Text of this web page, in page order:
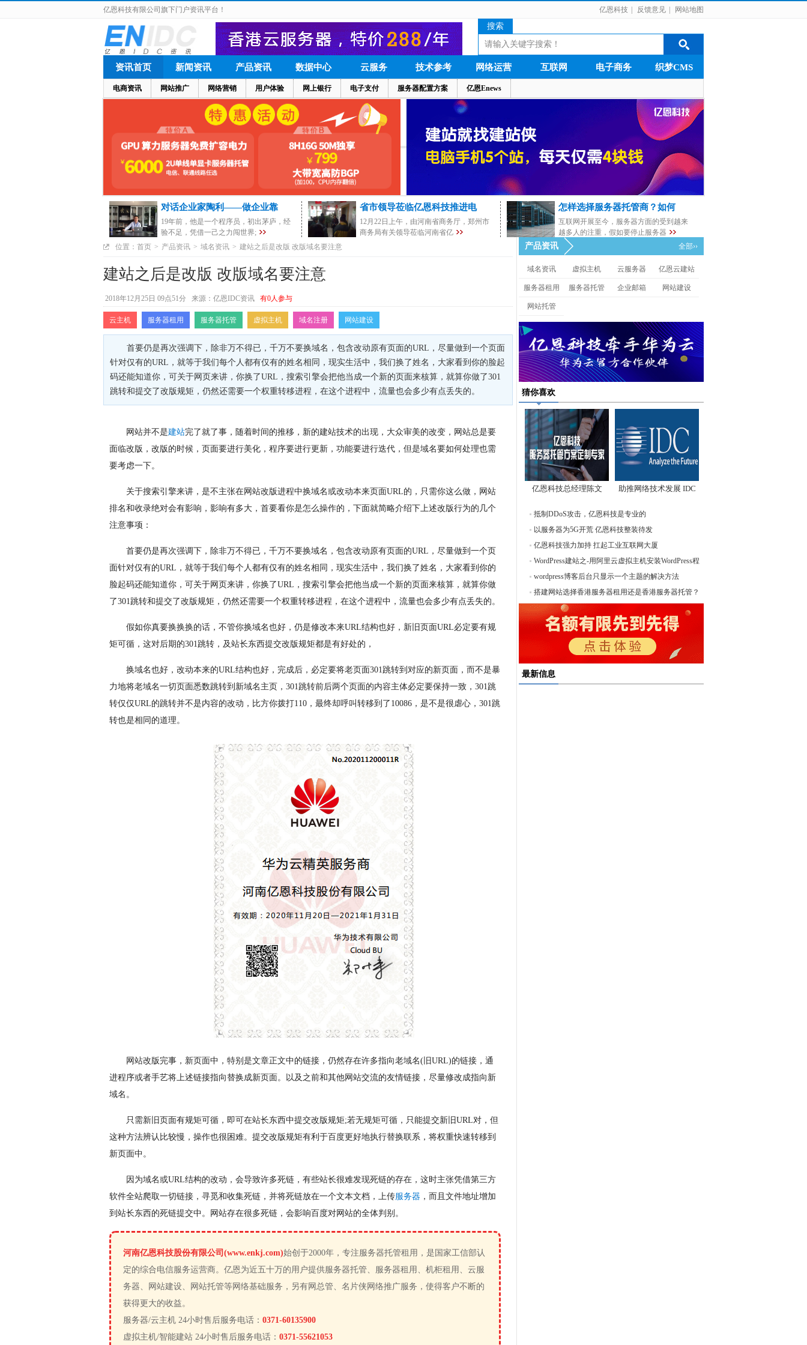
亿恩科技 反馈意见 网站地图
亿恩科技有限公司旗下门户资讯平台！
搜索
资讯首页
电商资讯 网站推广 网络营销 用户体验 网上银行 电子支付 服务器配置方案 亿恩Enews
新闻资讯 产品资讯 数据中心 云服务 技术参考 网络运营 互联网 电子商务 织梦CMS
对话企业家陶利——做企业靠
19年前，他是一个程序员，初出茅庐，经
验不足，凭借一己之力闯世界;
省市领导莅临亿恩科技推进电
12月22日上午，由河南省商务厅，郑州市
商务局有关领导莅临河南省亿
怎样选择服务器托管商？如何
互联网开展至今，服务器方面的受到越来
越多人的注重，假如要停止服务器
位置： 首页 > 产品资讯 > 域名资讯 > 建站之后是改版 改版域名要注意
建站之后是改版 改版域名要注意
2018年12月25日 09点51分 来源：亿恩IDC资讯 有0人参与
云主机 服务器租用 服务器托管 虚拟主机 域名注册 网站建设
首要仍是再次强调下，除非万不得已，千万不要换域名，包含改动原有页面的URL，尽量做到一个页面
针对仅有的URL，就等于我们每个人都有仅有的姓名相同，现实生活中，我们换了姓名，大家看到你的脸起
码还能知道你，可关于网页来讲，你换了URL，搜索引擎会把他当成一个新的页面来核算，就算你做了301
跳转和提交了改版规矩，仍然还需要一个权重转移进程，在这个进程中，流量也会多少有点丢失的。
网站并不是建站完了就了事，随着时间的推移，新的建站技术的出现，大众审美的改变，网站总是要
面临改版，改版的时候，页面要进行美化，程序要进行更新，功能要进行迭代，但是域名要如何处理也需
要考虑一下。
关于搜索引擎来讲，是不主张在网站改版进程中换域名或改动本来页面URL的，只需你这么做，网站
排名和收录绝对会有影响，影响有多大，首要看你是怎么操作的，下面就简略介绍下上述改版行为的几个
注意事项：
首要仍是再次强调下，除非万不得已，千万不要换域名，包含改动原有页面的URL，尽量做到一个页
面针对仅有的URL，就等于我们每个人都有仅有的姓名相同，现实生活中，我们换了姓名，大家看到你的
脸起码还能知道你，可关于网页来讲，你换了URL，搜索引擎会把他当成一个新的页面来核算，就算你做
了301跳转和提交了改版规矩，仍然还需要一个权重转移进程，在这个进程中，流量也会多少有点丢失的。
假如你真要换换换的话，不管你换域名也好，仍是修改本来URL结构也好，新旧页面URL必定要有规
矩可循，这对后期的301跳转，及站长东西提交改版规矩都是有好处的，
换域名也好，改动本来的URL结构也好，完成后，必定要将老页面301跳转到对应的新页面，而不是暴
力地将老域名一切页面悉数跳转到新域名主页，301跳转前后两个页面的内容主体必定要保持一致，301跳
转仅仅URL的跳转并不是内容的改动，比方你拨打110，最终却呼叫转移到了10086，是不是很虐心，301跳
转也是相同的道理。
网站改版完事，新页面中，特别是文章正文中的链接，仍然存在许多指向老域名(旧URL)的链接，通
进程序或者手艺将上述链接指向替换成新页面。以及之前和其他网站交流的友情链接，尽量修改成指向新
域名。
只需新旧页面有规矩可循，即可在站长东西中提交改版规矩;若无规矩可循，只能提交新旧URL对，但
这种方法辨认比较慢，操作也很困难。提交改版规矩有利于百度更好地执行替换联系，将权重快速转移到
新页面中。
因为域名或URL结构的改动，会导致许多死链，有些站长很难发现死链的存在，这时主张凭借第三方
软件全站爬取一切链接，寻觅和收集死链，并将死链放在一个文本文档，上传服务器 ，而且文件地址增加
到站长东西的死链提交中。网站存在很多死链，会影响百度对网站的全体判别。
河南亿恩科技股份有限公司(www.enkj.com)始创于2000年，专注服务器托管租用，是国家工信部认
定的综合电信服务运营商。亿恩为近五十万的用户提供服务器托管、服务器租用、机柜租用、云服
务器、网站建设、网站托管等网络基础服务，另有网总管、名片侠网络推广服务，使得客户不断的
获得更大的收益。
服务器/云主机 24小时售后服务电话： 0371-60135900
虚拟主机/智能建站 24小时售后服务电话： 0371-55621053
产品资讯 全部››
域名资讯 虚拟主机 云服务器 亿恩云建站
服务器租用 服务器托管 企业邮箱 网站建设
网站托管
猜你喜欢
亿恩科技总经理陈文
先
助推网络技术发展 IDC
抵制DDoS攻击，亿恩科技是专业的
以服务器为5G开荒 亿恩科技整装待发
亿恩科技强力加持 扛起工业互联网大厦
WordPress建站之-用阿里云虚拟主机安装WordPress程
序！
wordpress博客后台只显示一个主题的解决方法
搭建网站选择香港服务器租用还是香港服务器托管？
最新信息